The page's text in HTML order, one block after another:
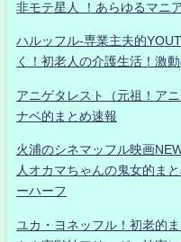
非モテ星人 ！あらゆるマニ
ハルッフル-専業主夫的
く！初老人の介護生活！激
アニゲタレスト（元祖！ア
ナベ的まとめ速報
火浦のシネマッフル映画
人オカマちゃんの鬼女的ま
ーハーフ
ユカ・ヨネッフル！初老的